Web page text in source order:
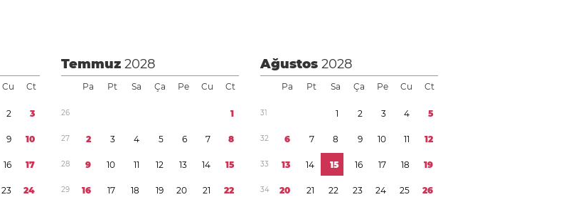
Cu Ct
2 3
9 10
16 17
23 24
Temmuz2028
Pa Pt Sa Ça Pe Cu Ct
26 1
27 2 3 4 5 6 7 8
28 9 10 11 12 13 14 15
29 16 17 18 19 20 21 22
Ağustos2028
Pa Pt Sa Ça Pe Cu Ct
31 1 2 3 4 5
32 6 7 8 9 10 11 12
33 13 14 15 16 17 18 19
34 20 21 22 23 24 25 26